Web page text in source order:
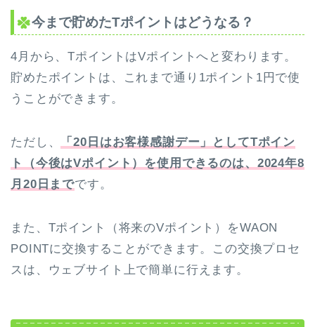
今まで貯めたTポイントはどうなる？
4月から、TポイントはVポイントへと変わります。
貯めたポイントは、これまで通り1ポイント1円で使
うことができます。
ただし、
「20日はお客様感謝デー」としてTポイン
ト（今後はVポイント）を使用できるのは、2024年8
月20日までです。
また、Tポイント（将来のVポイント）をWAON
POINTに交換することができます。この交換プロセ
スは、ウェブサイト上で簡単に行えます。